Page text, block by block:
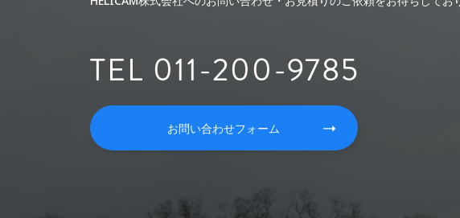
TEL 011-200-9785
お問い合わせフォーム